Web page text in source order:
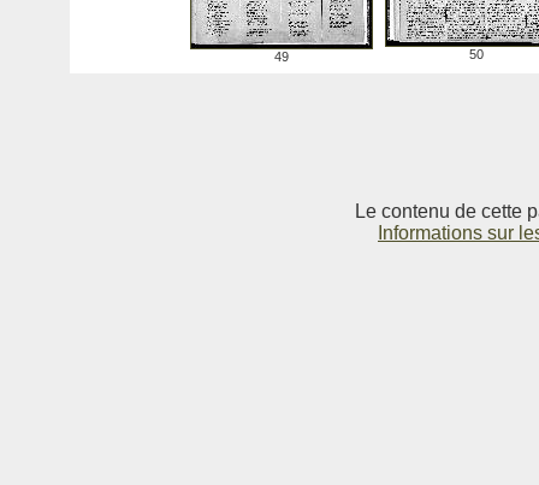
49 50
Le contenu de cette
Informations sur